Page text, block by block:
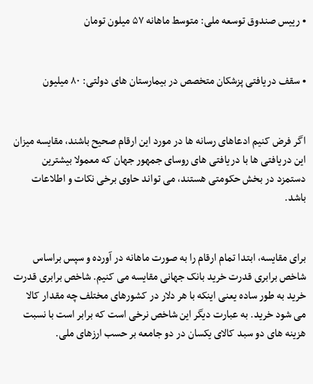
• رییس صندوق توسعه ملی: متوسط ماهانه ۵۷ میلون تومان
• سقف دریافتی پزشکان متخصص در بیمارستان های دولتی: ۸۰ میلیون
اگر فرض کنیم ادعاهای رسانه ها در مورد این ارقام صحیح باشند، مقایسه میزان
این دریافتی ها با دریافتی های روسای جمهور جهان که معمولا بیشترین
دستمزد در بخش حکومتی هستند، می تواند حاوی برخی نکات و اطلاعات
باشد.
برای مقایسه،‌ ابتدا تمام ارقام را به صورت ماهانه در آورده و سپس براساس
شاخص برابری قدرت خرید بانک جهانی مقایسه می کنیم. شاخص برابری قدرت
خرید به طور ساده یعنی اینکه با هر دلار در کشورهای مختلف چه مقدار کالا
می شود خرید. به عبارت دیگر این شاخص نرخی است که برابر است با نسبت
هزینه های دو سبد کالای یکسان در دو جامعه بر حسب ارزهای ملی.